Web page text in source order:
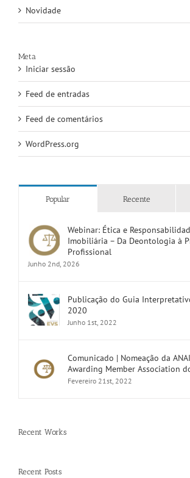
Novidade
Meta
Iniciar sessão
Feed de entradas
Feed de comentários
WordPress.org
Popular Recente
Webinar: Ética e
Imobiliária – Da Deontologia à
Profissional
Junho 2nd, 2026
Publicação do Guia
2020
Junho 1st, 2022
Comunicado | Nomeação da
Awarding Member Association
Fevereiro 21st, 2022
Recent Works
Recent Posts